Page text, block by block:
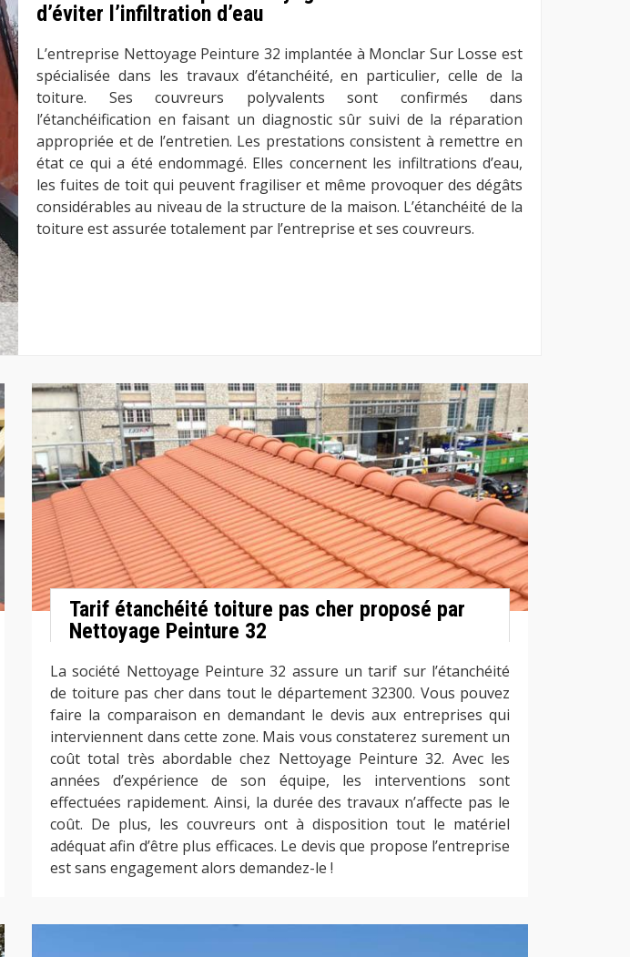
d’éviter l’infiltration d’eau
L’entreprise Nettoyage Peinture 32 implantée à Monclar Sur Losse est
spécialisée dans les travaux d’étanchéité, en particulier, celle de la
toiture. Ses couvreurs polyvalents sont confirmés dans
l’étanchéification en faisant un diagnostic sûr suivi de la réparation
appropriée et de l’entretien. Les prestations consistent à remettre en
état ce qui a été endommagé. Elles concernent les infiltrations d’eau,
les fuites de toit qui peuvent fragiliser et même provoquer des dégâts
considérables au niveau de la structure de la maison. L’étanchéité de la
toiture est assurée totalement par l’entreprise et ses couvreurs.
Tarif étanchéité toiture pas cher proposé par
Nettoyage Peinture 32
La société Nettoyage Peinture 32 assure un tarif sur l’étanchéité
de toiture pas cher dans tout le département 32300. Vous pouvez
faire la comparaison en demandant le devis aux entreprises qui
interviennent dans cette zone. Mais vous constaterez surement un
coût total très abordable chez Nettoyage Peinture 32. Avec les
années d’expérience de son équipe, les interventions sont
effectuées rapidement. Ainsi, la durée des travaux n’affecte pas le
coût. De plus, les couvreurs ont à disposition tout le matériel
adéquat afin d’être plus efficaces. Le devis que propose l’entreprise
est sans engagement alors demandez-le !